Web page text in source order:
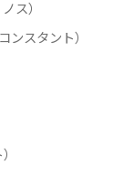
ス）
ンスタント）